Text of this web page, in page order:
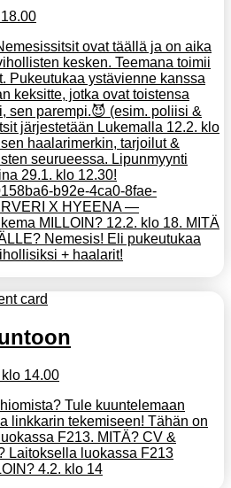
ovat täällä ja on aika
kesken. Teemana toimii
Pukeutukaa ystävienne kanssa
keksitte, jotka ovat toistensa
sen parempi.😈 (esim. poliisi &
järjestetään Lukemalla 12.2. klo
haalarimerkin, tarjoilut &
seurueessa. Lipunmyynti
29.1. klo 12.30!
b92e-4ca0-8fae-
X HYEENA —
MILLOIN? 12.2. klo 18. MITÄ
Nemesis! Eli pukeutukaa
+ haalarit!
14.00
Tule kuuntelemaan
linkkarin tekemiseen! Tähän on
F213. MITÄ? CV &
Laitoksella luokassa F213
4.2. klo 14